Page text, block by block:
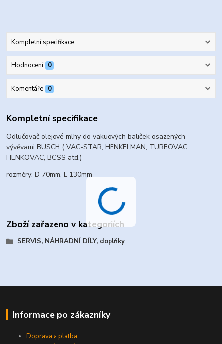
Kompletní specifikace
Hodnocení 0
Komentáře 0
Kompletní specifikace
Odlučovač olejové mlhy do vakuových baliček osazených
vývěvami BUSCH ( VAC-STAR, HENKELMAN, TURBOVAC,
HENKOVAC, BOSS atd.)
rozměry: D 70mm, L 130mm
Zboží zařazeno v kategoriích
SERVIS, NÁHRADNÍ DÍLY, doplňky
Informace po zákazníky
Doprava a platba